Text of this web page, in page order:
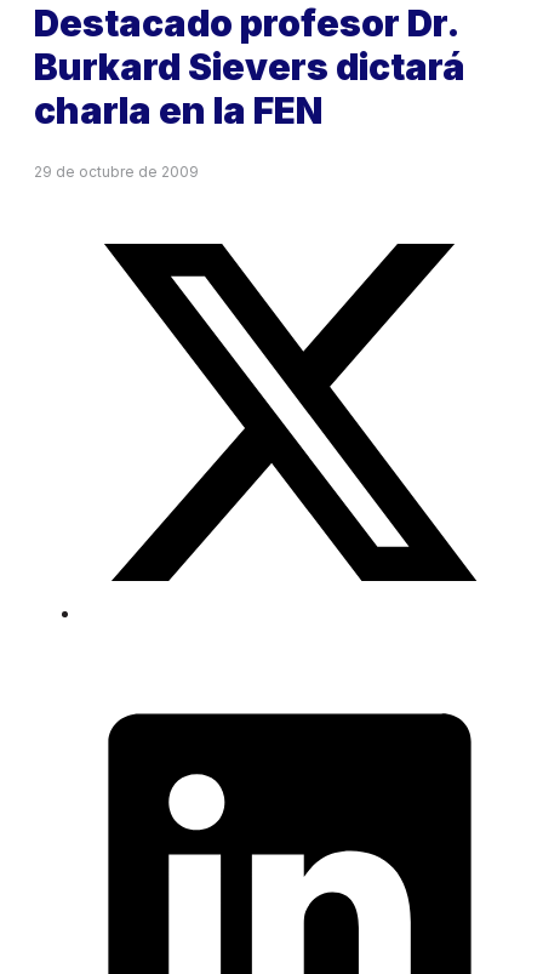
Destacado profesor Dr.
Burkard Sievers dictará
charla en la FEN
29 de octubre de 2009